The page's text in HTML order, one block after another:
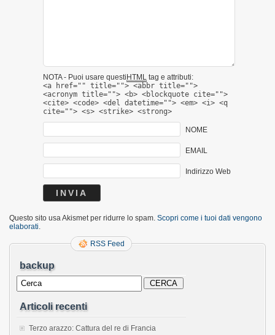
NOTA - Puoi usare questiHTML tag e attributi:
<a href="" title=""> <abbr title="">
<acronym title=""> <b> <blockquote cite="">
<cite> <code> <del datetime=""> <em> <i> <q
cite=""> <s> <strike> <strong>
NOME
EMAIL
Indirizzo Web
Questo sito usa Akismet per ridurre lo spam. Scopri come i tuoi dati vengono
elaborati
RSS Feed
backup
Articoli recenti
Terzo arazzo: Cattura del re di Francia